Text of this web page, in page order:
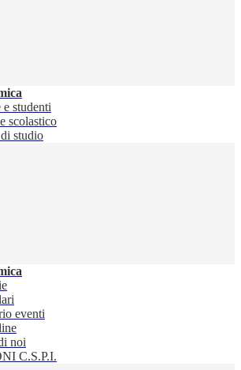
studenti
scolastico
studio
eventi
noi
C.S.P.I.